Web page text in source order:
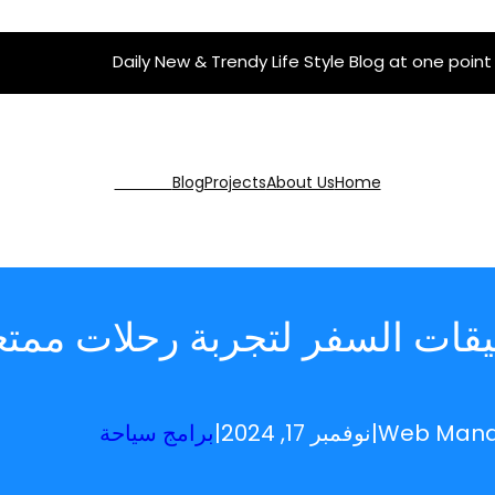
Daily New & Trendy Life Style Blog at one point
Home
About Us
Projects
Blog
السفر لتجربة رحلات
Web
|نوفمبر 17, 2024 |برامج سياحة